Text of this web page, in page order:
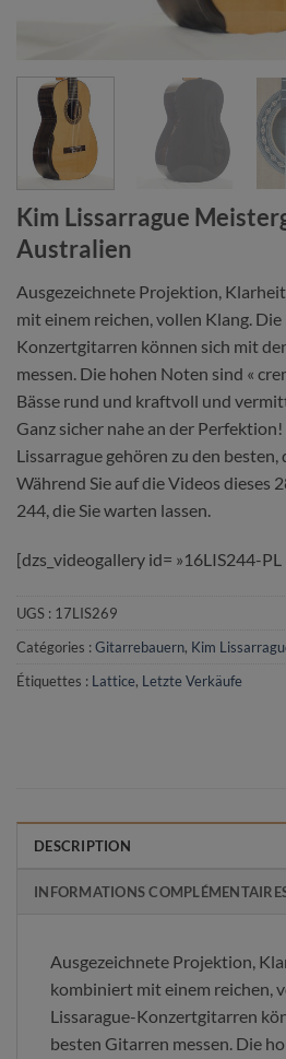
Kim Lissarrague
Australien
Ausgezeichnete Projektion,
mit einem reichen, vollen Klang.
Konzertgitarren können sich mit
messen. Die hohen Noten sind «
Bässe rund und kraftvoll und
Ganz sicher nahe an der
Lissarrague gehören zu den besten,
Während Sie auf die Videos dieses
244, die Sie warten lassen.
[dzs_videogallery id= »16LIS244-PL
UGS : 17LIS269
Catégories :Gitarrebauern, Kim
Étiquettes : Lattice, Letzte Verkäufe
DESCRIPTION
INFORMATIONS
Ausgezeichnete Projektion,
kombiniert mit einem reichen,
Lissarague-Konzertgitarren
besten Gitarren messen. Die